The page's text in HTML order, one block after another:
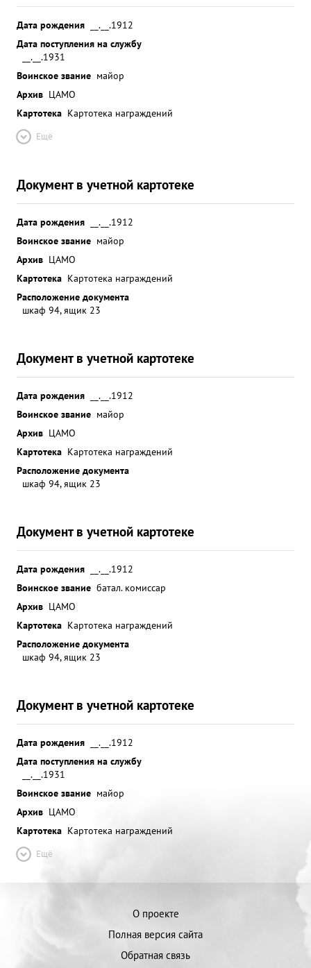
Дата рождения
__.__.1912
Дата поступления на службу
__.__.1931
Воинское звание майор
Архив ЦАМО
Картотека Картотека награждений
Ещё
Документ в учетной картотеке
Дата рождения
__.__.1912
Воинское звание майор
Архив ЦАМО
Картотека Картотека награждений
Расположение документа
шкаф 94, ящик 23
Документ в учетной картотеке
Дата рождения
__.__.1912
Воинское звание майор
Архив ЦАМО
Картотека Картотека награждений
Расположение документа
шкаф 94, ящик 23
Документ в учетной картотеке
Дата рождения
__.__.1912
Воинское звание батал. комиссар
Архив ЦАМО
Картотека Картотека награждений
Расположение документа
шкаф 94, ящик 23
Документ в учетной картотеке
Дата рождения
__.__.1912
Дата поступления на службу
__.__.1931
Воинское звание майор
Архив ЦАМО
Картотека Картотека награждений
Ещё
О проекте
Полная версия сайта
Обратная связь